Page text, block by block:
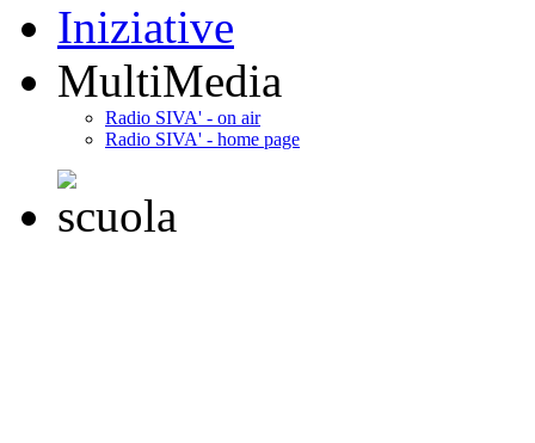
Iniziative
MultiMedia
Radio SIVA' - on air
Radio SIVA' - home page